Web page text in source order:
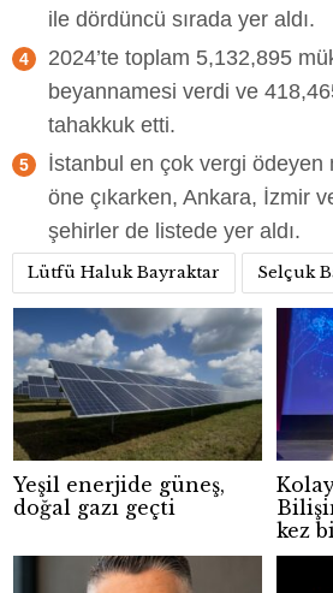
ile dördüncü sırada yer aldı.
2024’te toplam 5,132,895
beyannamesi verdi ve
tahakkuk etti.
İstanbul en çok vergi ödeyen
öne çıkarken, Ankara, İzmir
şehirler de listede yer aldı.
Lütfü Haluk Bayraktar Selçuk
Yeşil enerjide güneş,
doğal gazı geçti
kez